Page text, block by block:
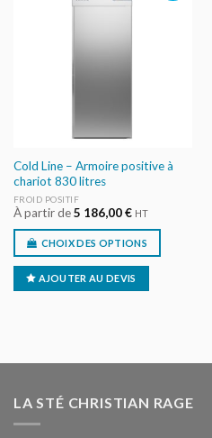
Cold Line – Armoire positive à
chariot 830 litres
FROID POSITIF
À partir de5 186,00€ HT
CHOIX DES OPTIONS
AJOUTER AU DEVIS
LA STÉ CHRISTIAN RAGE